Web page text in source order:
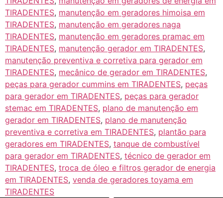
TIRADENTES, manutenção em geradores himoisa em
TIRADENTES, manutenção em geradores naga
TIRADENTES, manutenção em geradores pramac em
TIRADENTES, manutenção gerador em TIRADENTES,
manutenção preventiva e corretiva para gerador em
TIRADENTES, mecânico de gerador em TIRADENTES,
peças para gerador cummins em TIRADENTES, peças
para gerador em TIRADENTES, peças para gerador
stemac em TIRADENTES, plano de manutenção em
gerador em TIRADENTES, plano de manutenção
preventiva e corretiva em TIRADENTES, plantão para
geradores em TIRADENTES, tanque de combustível
para gerador em TIRADENTES, técnico de gerador em
TIRADENTES, troca de óleo e filtros gerador de energia
em TIRADENTES, venda de geradores toyama em
TIRADENTES